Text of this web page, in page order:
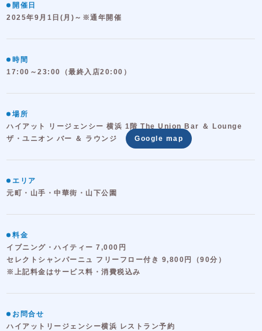
開催日
2025年9月1日(月)～※通年開催
時間
17:00～23:00（最終入店20:00）
場所
ハイアット リージェンシー 横浜 1階 The Union Bar ＆ Lounge
ザ・ユニオン バー ＆ ラウンジ
Google map
エリア
元町・山手・中華街・山下公園
料金
イブニング・ハイティー 7,000円
セレクトシャンパーニュ フリーフロー付き 9,800円（90分）
※上記料金はサービス料・消費税込み
お問合せ
ハイアットリージェンシー横浜 レストラン予約